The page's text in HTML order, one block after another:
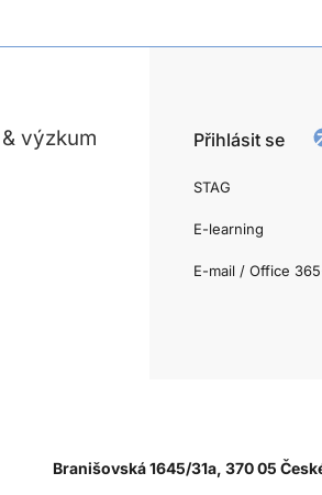
výzkum Přihlásit se
STAG
E-learning
E-mail / Office
Branišovská 1645/31a, 370 05